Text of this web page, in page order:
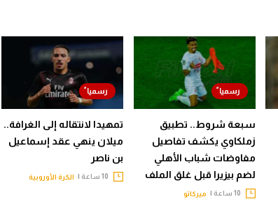
سبعة شروط.. تطبيق
زملكاوي يكشف تفاصيل
مفاوضات شباب الأهلي
لضم بيزيرا قبل غلق الملف
ميركاتو
تمهيدا لانتقاله إلى الغرافة..
ميلان ينهي عقد إسماعيل
بن ناصر
الكرة الأوروبية